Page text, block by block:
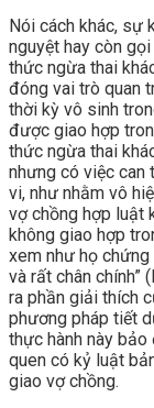
Nói cách khác, sự
nguyệt hay còn
thức ngừa thai
đóng vai trò quan
thời kỳ vô sinh
được giao hợp
thức ngừa thai
nhưng có việc can
vi, như nhằm vô
vợ chồng hợp luật
không giao hợp
xem như họ chứng
và rất chân chính”
ra phần giải thích
phương pháp tiết
thực hành này
quen có kỷ luật
giao vợ chồng.